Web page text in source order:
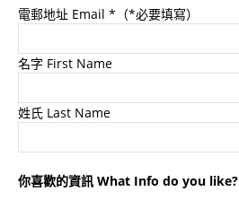
電郵地址 Email *（*必要填寫）
名字 First Name
姓氏 Last Name
你喜歡的資訊 What Info do you like?